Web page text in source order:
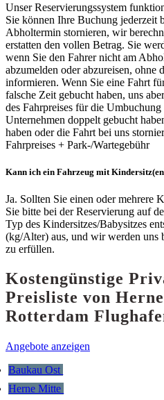
Unser Reservierungssystem
Sie können Ihre Buchung jederzeit
Abholtermin stornieren, wir
erstatten den vollen Betrag. Sie
wenn Sie den Fahrer nicht am
abzumelden oder abzureisen, ohne
informieren. Wenn Sie eine Fahrt
falsche Zeit gebucht haben, uns
des Fahrpreises für die
Unternehmen doppelt gebucht
haben oder die Fahrt bei uns
Fahrpreises + Park-/Wartegebühr
Kann ich ein Fahrzeug mit
Ja. Sollten Sie einen oder mehrere
Sie bitte bei der Reservierung auf
Typ des Kindersitzes/Babysitzes
(kg/Alter) aus, und wir werden uns
zu erfüllen.
Kostengünstige
Preisliste von
Rotterdam
Angebote anzeigen
Baukau Ost
Herne Mitte